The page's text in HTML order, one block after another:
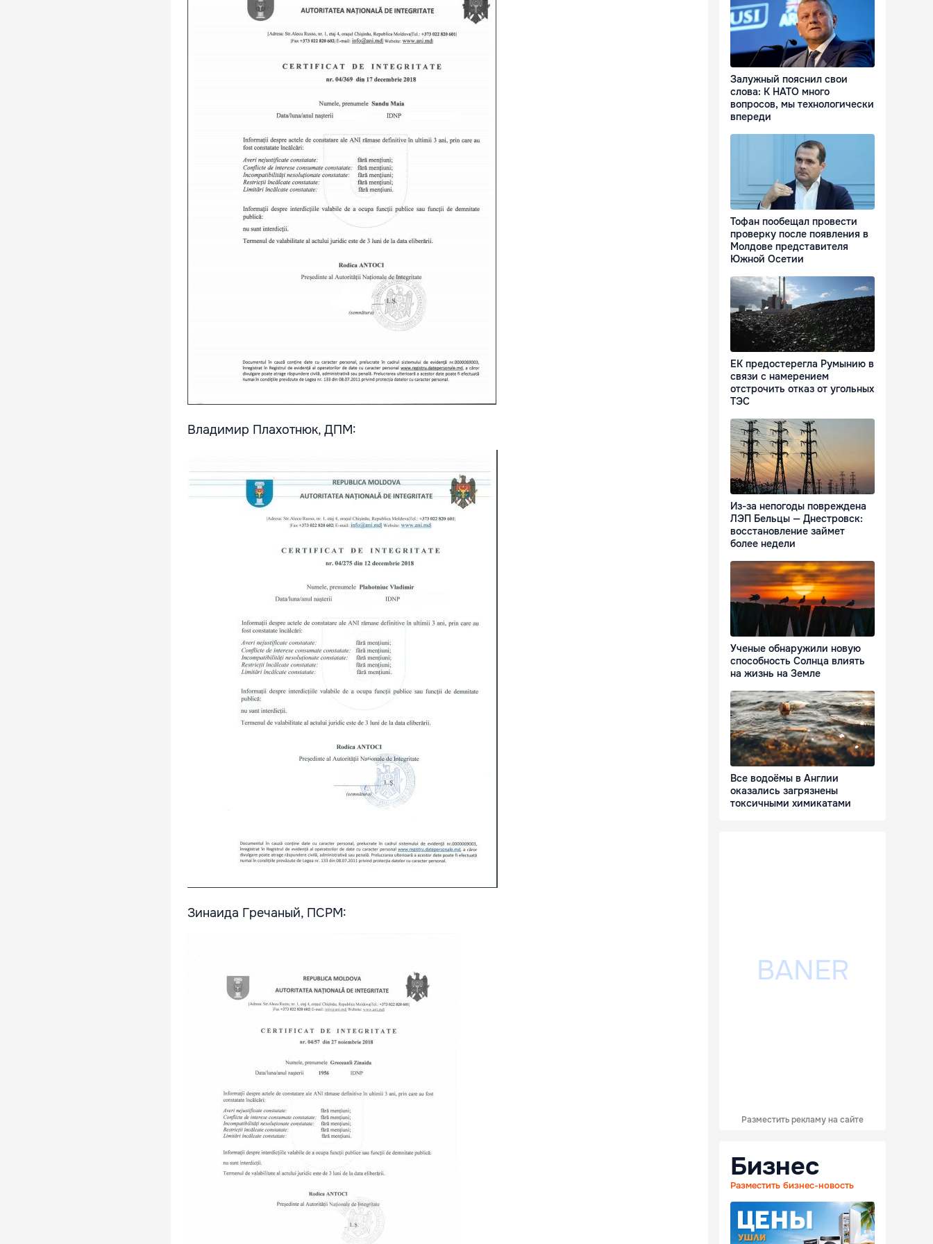
Владимир Плахотнюк, ДПМ:
Зинаида Гречаный, ПСРМ:
Залужный пояснил свои
слова: К НАТО много
вопросов, мы технологически
впереди
Тофан пообещал провести
проверку после появления в
Молдове представителя
Южной Осетии
ЕК предостерегла Румынию в
связи с намерением
отстрочить отказ от угольных
ТЭС
Из-за непогоды повреждена
ЛЭП Бельцы — Днестровск:
восстановление займет
более недели
Ученые обнаружили новую
способность Солнца влиять
на жизнь на Земле
Все водоёмы в Англии
оказались загрязнены
токсичными химикатами
Разместить рекламу на сайте
Бизнес
Разместить бизнес-новость